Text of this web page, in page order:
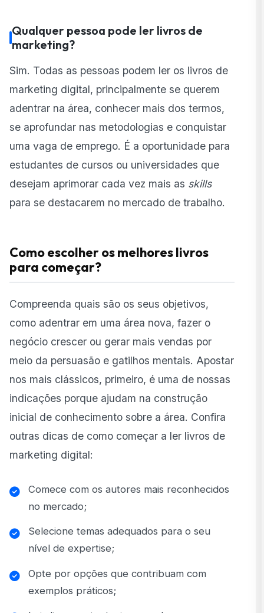
Qualquer pessoa pode ler livros de
marketing?
Sim. Todas as pessoas podem ler os livros de
marketing digital, principalmente se querem
adentrar na área, conhecer mais dos termos,
se aprofundar nas metodologias e conquistar
uma vaga de emprego. É a oportunidade para
estudantes de cursos ou universidades que
desejam aprimorar cada vez mais as skills
para se destacarem no mercado de trabalho.
Como escolher os melhores livros
para começar?
Compreenda quais são os seus objetivos,
como adentrar em uma área nova, fazer o
negócio crescer ou gerar mais vendas por
meio da persuasão e gatilhos mentais. Apostar
nos mais clássicos, primeiro, é uma de nossas
indicações porque ajudam na construção
inicial de conhecimento sobre a área. Confira
outras dicas de como começar a ler livros de
marketing digital:
Comece com os autores mais reconhecidos
no mercado;
Selecione temas adequados para o seu
nível de expertise;
Opte por opções que contribuam com
exemplos práticos;